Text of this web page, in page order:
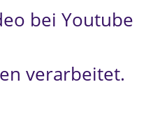
bei Youtube
verarbeitet.